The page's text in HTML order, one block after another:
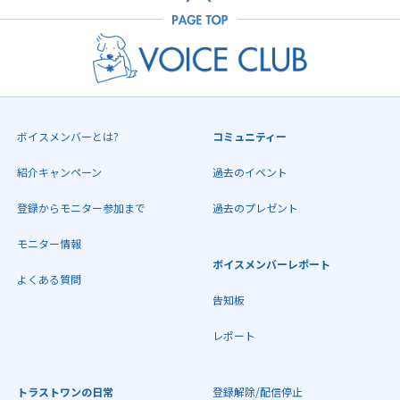
ボイスメンバーとは?
紹介キャンペーン
登録からモニター参加まで
モニター情報
よくある質問
コミュニティー
過去のイベント
過去のプレゼント
ボイスメンバーレポート
告知板
レポート
トラストワンの日常 登録解除/配信停止